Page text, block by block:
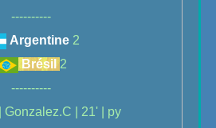
----------
Argentine 2
Brésil 2
----------
Gonzalez.C | 21' | py